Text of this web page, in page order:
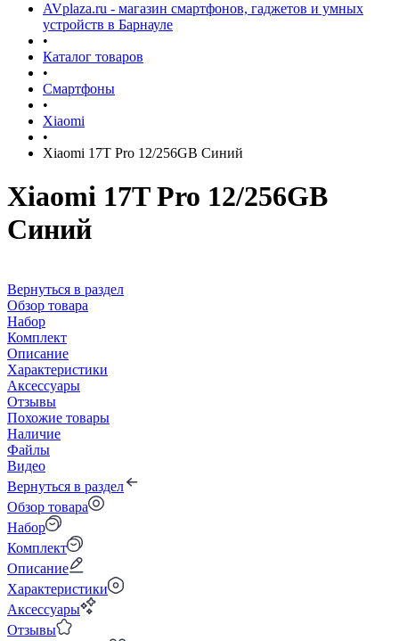
AVplaza.ru - магазин смартфонов, гаджетов и умных
устройств в Барнауле
•
Каталог товаров
•
Смартфоны
•
Xiaomi
•
Xiaomi 17T Pro 12/256GB Синий
Xiaomi 17T Pro 12/256GB
Синий
Вернуться в раздел
Обзор товара
Набор
Комплект
Описание
Характеристики
Аксессуары
Отзывы
Похожие товары
Наличие
Файлы
Видео
Вернуться в раздел
Обзор товара
Набор
Комплект
Описание
Характеристики
Аксессуары
Отзывы